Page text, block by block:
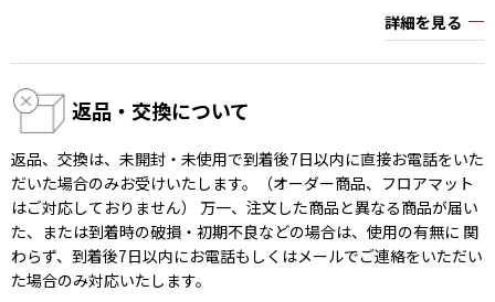
詳細を見る
返品・交換について
返品、交換は、未開封・未使用で到着後7日以内に直接お電話をいた
だいた場合のみお受けいたします。（オーダー商品、フロアマット
はご対応しておりません） 万一、注文した商品と異なる商品が届い
た、または到着時の破損・初期不良などの場合は、使用の有無に 関
わらず、到着後7日以内にお電話もしくはメールでご連絡をいただい
た場合のみ対応いたします。